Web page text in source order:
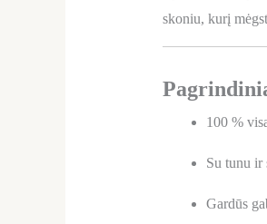
skoniu, kurį
100 %
Su tunu ir
Gardūs